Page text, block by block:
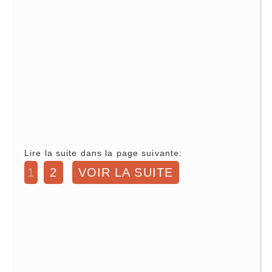
Lire la suite dans la page suivante:
1 2 VOIR LA SUITE